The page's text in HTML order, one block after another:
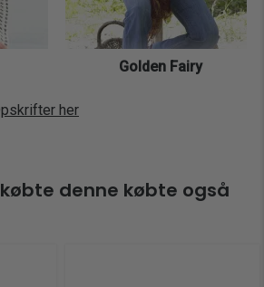
Golden Fairy
Se alle Drops Lima Opskrifter her
denne købte også